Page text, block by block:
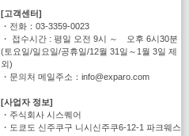
[고객센터]
・전화：03-3359-0023
・ 접수시간 : 평일 오전 9시 ～ 오후 6시30분
(토요일/일요일/공휴일/12월 31일～1월 3일 제
외)
・문의처 메일주소：info@exparo.com
[사업자 정보]
・주식회사 시스퀘어
・도쿄도 신주쿠구 니시신주쿠6-12-1 파크웨스